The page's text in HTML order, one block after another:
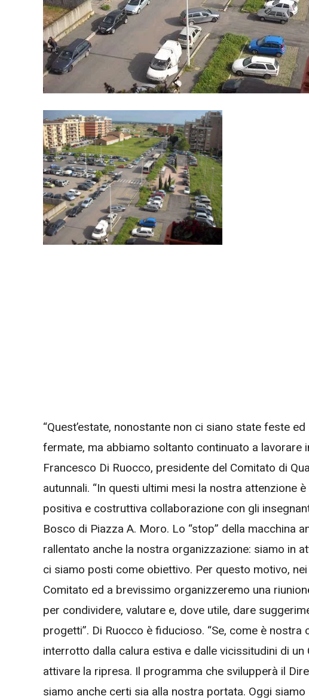
“Quest’estate, nonostante non ci siano state feste
fermate, ma abbiamo soltanto continuato a lavorare
Francesco Di Ruocco, presidente del Comitato di
autunnali. “In questi ultimi mesi la nostra attenzione
positiva e costruttiva collaborazione con gli
Bosco di Piazza A. Moro. Lo “stop” della macchina
rallentato anche la nostra organizzazione: siamo in
ci siamo posti come obiettivo. Per questo motivo,
Comitato ed a brevissimo organizzeremo una
per condividere, valutare e, dove utile, dare
progetti”. Di Ruocco è fiducioso. “Se, come è
interrotto dalla calura estiva e dalle vicissitudini di
attivare la ripresa. Il programma che svilupperà il
siamo anche certi sia alla nostra portata. Oggi